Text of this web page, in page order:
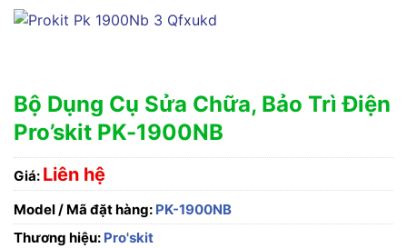
Bộ Dụng Cụ Sửa Chữa, Bảo Trì Điện
Pro’skit PK-1900NB
Giá: Liên hệ
Model / Mã đặt hàng: PK-1900NB
Thương hiệu: Pro'skit